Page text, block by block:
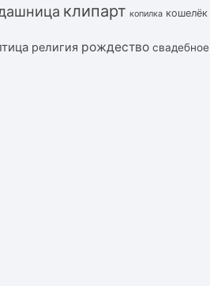
клипарт копилка кошелёк
религия рождество свадебное